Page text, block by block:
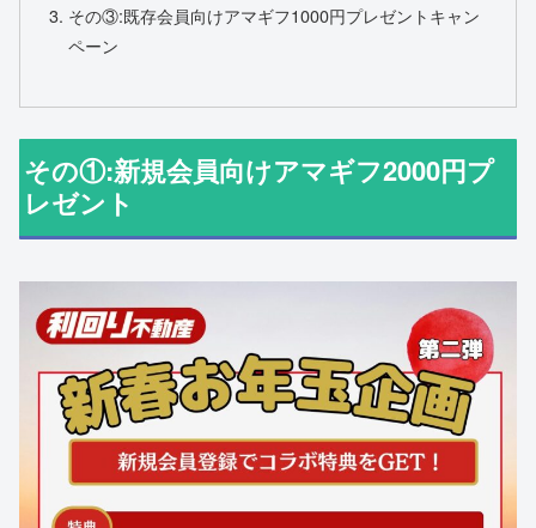
その③:既存会員向けアマギフ1000円プレゼントキャン
ペーン
その①:新規会員向けアマギフ2000円プ
レゼント